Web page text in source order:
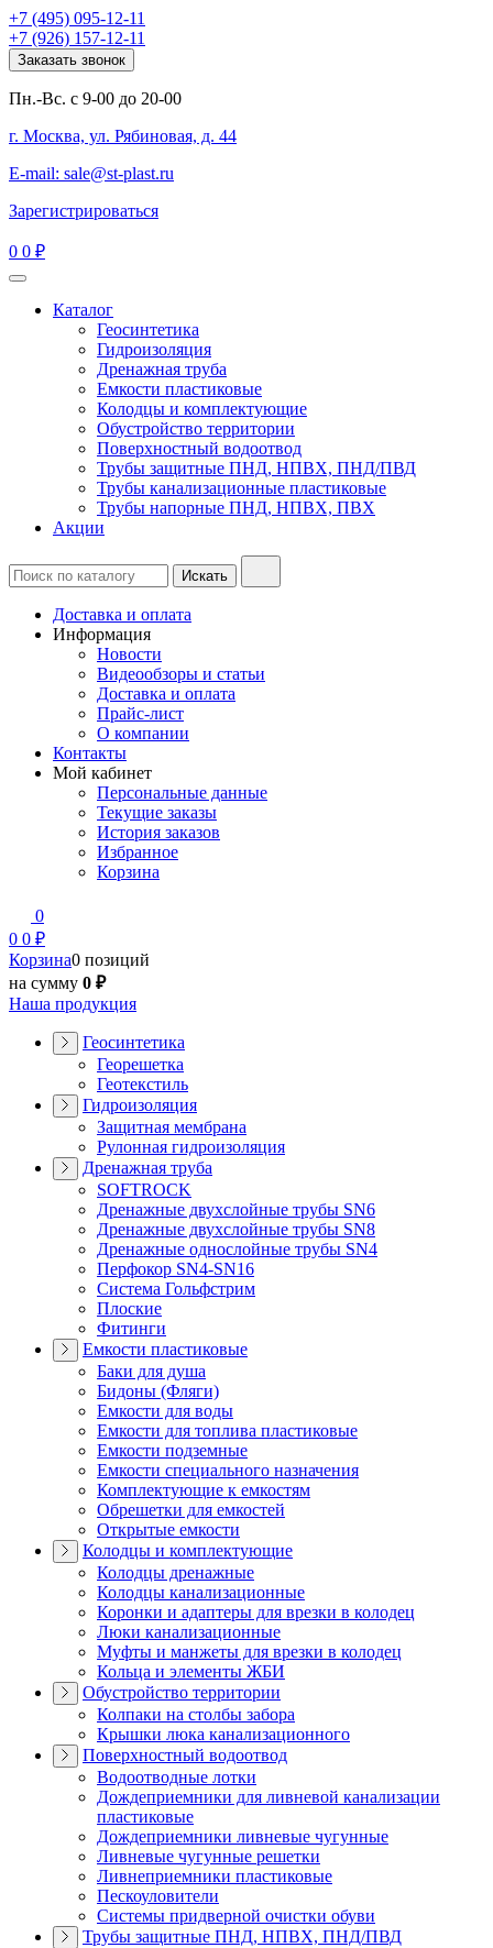
+7 (495) 095-12-11
+7 (926) 157-12-11
Заказать звонок
Пн.-Вс. с 9-00 до 20-00
г. Москва, ул. Рябиновая, д. 44
E-mail: sale@st-plast.ru
Зарегистрироваться
0 0 ₽
Каталог
Геосинтетика
Гидроизоляция
Дренажная труба
Емкости пластиковые
Колодцы и комплектующие
Обустройство территории
Поверхностный водоотвод
Трубы защитные ПНД, НПВХ, ПНД/ПВД
Трубы канализационные пластиковые
Трубы напорные ПНД, НПВХ, ПВХ
Акции
Доставка и оплата
Информация
Новости
Видеообзоры и статьи
Доставка и оплата
Прайс-лист
О компании
Контакты
Мой кабинет
Персональные данные
Текущие заказы
История заказов
Избранное
Корзина
0
0 0 ₽
Корзина0 позиций
на сумму 0 ₽
Наша продукция
Геосинтетика
Георешетка
Геотекстиль
Гидроизоляция
Защитная мембрана
Рулонная гидроизоляция
Дренажная труба
SOFTROCK
Дренажные двухслойные трубы SN6
Дренажные двухслойные трубы SN8
Дренажные однослойные трубы SN4
Перфокор SN4-SN16
Система Гольфстрим
Плоские
Фитинги
Емкости пластиковые
Баки для душа
Бидоны (Фляги)
Емкости для воды
Емкости для топлива пластиковые
Емкости подземные
Емкости специального назначения
Комплектующие к емкостям
Обрешетки для емкостей
Открытые емкости
Колодцы и комплектующие
Колодцы дренажные
Колодцы канализационные
Коронки и адаптеры для врезки в колодец
Люки канализационные
Муфты и манжеты для врезки в колодец
Кольца и элементы ЖБИ
Обустройство территории
Колпаки на столбы забора
Крышки люка канализационного
Поверхностный водоотвод
Водоотводные лотки
Дождеприемники для ливневой канализации
пластиковые
Дождеприемники ливневые чугунные
Ливневые чугунные решетки
Ливнеприемники пластиковые
Пескоуловители
Системы придверной очистки обуви
Трубы защитные ПНД, НПВХ, ПНД/ПВД